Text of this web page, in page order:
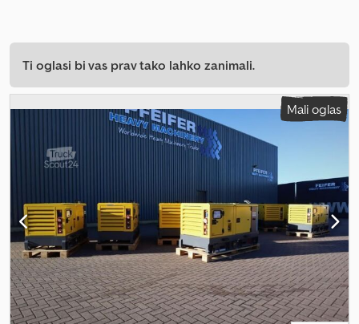
Ti oglasi bi vas prav tako lahko zanimali.
Mali oglas